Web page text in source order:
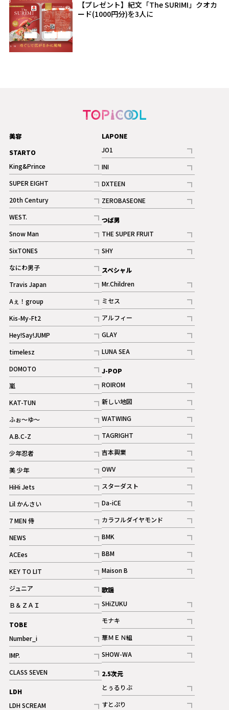
【プレゼント】紀文「The SURIMI」クオカ
ード(1000円分)を3人に
美容
STARTO
King&Prince
記事
SUPER EIGHT
記事
20th Century
記事
WEST.
記事
Snow Man
記事
ギャラリー
SixTONES
記事
ギャラリー
なにわ男子
記事
Travis Japan
記事
Aぇ！group
記事
Kis-My-Ft2
記事
ギャラリー
Hey!Say!JUMP
記事
timelesz
記事
DOMOTO
記事
嵐
記事
KAT-TUN
記事
ふぉ～ゆ～
記事
A.B.C-Z
記事
ギャラリー
少年忍者
記事
美 少年
記事
HiHi Jets
記事
Lil かんさい
記事
7 MEN 侍
記事
NEWS
記事
ACEes
記事
KEY TO LIT
記事
ジュニア
記事
Ｂ＆ＺＡＩ
記事
TOBE
Number_i
記事
IMP.
記事
CLASS SEVEN
記事
LDH
LDH SCREAM
LAPONE
JO1
記事
INI
記事
ギャラリー
DXTEEN
記事
ギャラリー
ZEROBASEONE
記事
つば男
THE SUPER FRUIT
記事
SHY
記事
スペシャル
Mr.Children
記事
ミセス
記事
アルフィー
記事
GLAY
記事
LUNA SEA
記事
J-POP
ROIROM
記事
新しい地図
記事
WATWING
記事
TAGRIGHT
記事
吉本興業
記事
OWV
記事
ギャラリー
スターダスト
記事
Da-iCE
記事
カラフルダイヤモンド
記事
BMK
記事
BBM
記事
ギャラリー
Maison B
記事
歌謡
SHiZUKU
記事
モナキ
記事
華ＭＥＮ組
記事
SHOW-WA
記事
2.5次元
とぅるりぶ
記事
すとぷり